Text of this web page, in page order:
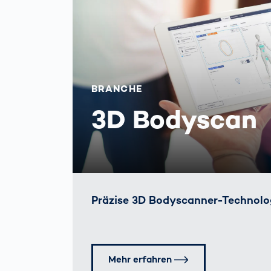
BRANCHE
3D Bodyscan
Präzise 3D Bodyscanner-
Mehr erfahren